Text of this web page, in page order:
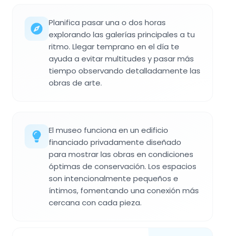
Planifica pasar una o dos horas
explorando las galerías principales a tu
ritmo. Llegar temprano en el día te
ayuda a evitar multitudes y pasar más
tiempo observando detalladamente las
obras de arte.
El museo funciona en un edificio
financiado privadamente diseñado
para mostrar las obras en condiciones
óptimas de conservación. Los espacios
son intencionalmente pequeños e
íntimos, fomentando una conexión más
cercana con cada pieza.